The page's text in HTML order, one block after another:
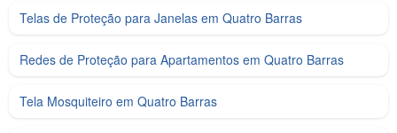
Telas de Proteção para Janelas em Quatro Barras
Redes de Proteção para Apartamentos em Quatro Barras
Tela Mosquiteiro em Quatro Barras